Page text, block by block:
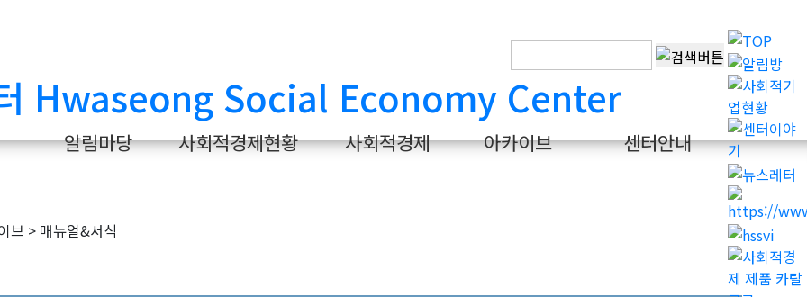
알림마당 사회적경제현황 사회적경제 아카이브 센터안내